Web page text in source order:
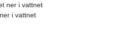
ner i vattnet
i vattnet